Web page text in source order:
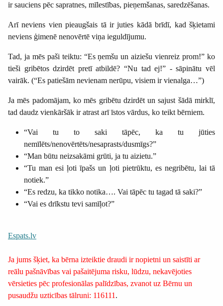
ir sauciens pēc sapratnes, mīlestības, pieņemšanas, saredzēšanas.
Arī neviens vien pieaugšais tā ir juties kādā brīdī, kad šķietami
neviens ģimenē nenovērtē viņa ieguldījumu.
Tad, ja mēs paši teiktu: “Es ņemšu un aiziešu vienreiz prom!” ko
tieši gribētos dzirdēt pretī atbildē? “Nu tad ej!” - sāpinātu vēl
vairāk. (“Es patiešām nevienam nerūpu, visiem ir vienalga…”)
Ja mēs padomājam, ko mēs gribētu dzirdēt un sajust šādā mirklī,
tad daudz vienkāršāk ir atrast arī īstos vārdus, ko teikt bērniem.
“Vai tu to saki tāpēc, ka tu jūties
nemīlēts/nenovērtēts/nesaprasts/dusmīgs?”
“Man būtu neizsakāmi grūti, ja tu aizietu.”
“Tu man esi ļoti īpašs un ļoti pietrūktu, es negribētu, lai tā
notiek.”
“Es redzu, ka tikko notika…. Vai tāpēc tu tagad tā saki?”
“Vai es drīkstu tevi samīļot?”
Espats.lv
Ja jums šķiet, ka bērna izteiktie draudi ir nopietni un saistīti ar
reālu pašnāvības vai pašaitējuma risku, lūdzu, nekavējoties
vērsieties pēc profesionālas palīdzības, zvanot uz Bērnu un
pusaudžu uzticības tālruni: 116111 .